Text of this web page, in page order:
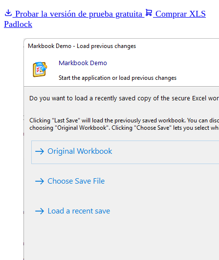
Probar la versión de prueba gratuita
Comprar XLS
Padlock